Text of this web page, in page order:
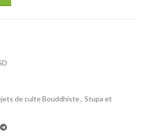
de culte Bouddhiste, Stupa et